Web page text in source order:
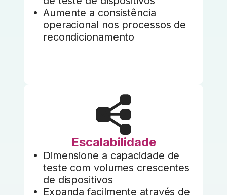
Aumente a consistência
operacional nos processos de
recondicionamento
Escalabilidade
Dimensione a capacidade de
teste com volumes crescentes
de dispositivos
Expanda facilmente através de